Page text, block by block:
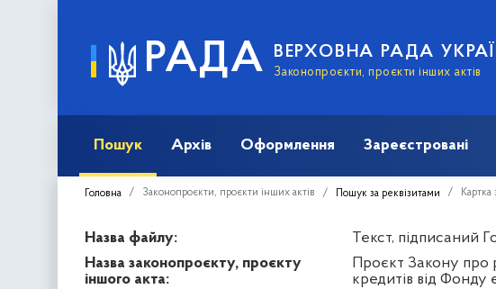
РАДА ВЕРХОВНА РАДА
Законопроєкти, проєкти інших актів
Пошук Архів Оформлення Зареєстровані
Головна Законопроєкти, проєкти інших актів Пошук за реквізитами
Назва файлу:
Текст, підписаний
Назва законопроєкту, проєкту
іншого акта:
Проєкт Закону про
кредитів від Фонду